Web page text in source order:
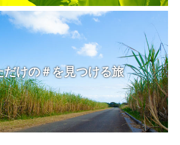
だけの＃を見つける旅